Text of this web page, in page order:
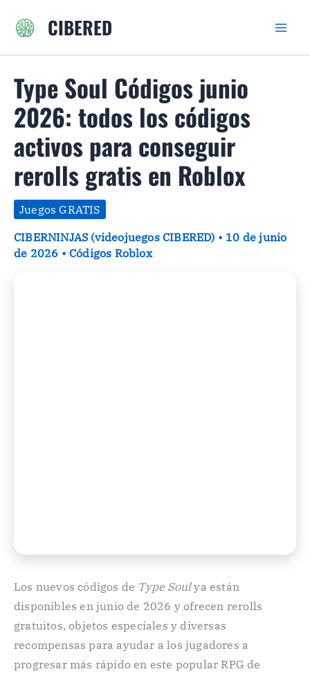
CIBERED
Type Soul Códigos junio
2026: todos los códigos
activos para conseguir
rerolls gratis en Roblox
Juegos GRATIS
CIBERNINJAS (videojuegos CIBERED) • 10 de junio
de 2026 •Códigos Roblox
Los nuevos códigos de Type Soulya están
disponibles en junio de 2026 y ofrecen rerolls
gratuitos, objetos especiales y diversas
recompensas para ayudar a los jugadores a
progresar más rápido en este popular RPG de